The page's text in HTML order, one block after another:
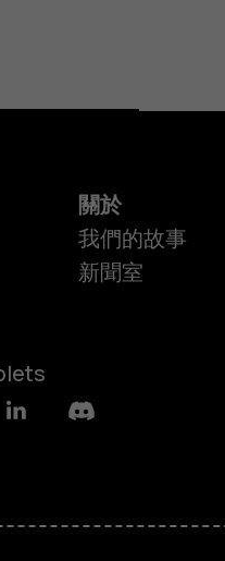
關於
我們的故事
新聞室
LinkedinDiscord